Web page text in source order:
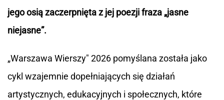
jego osią zaczerpnięta z jej poezji fraza „jasne
niejasne”.
„Warszawa Wierszy" 2026 pomyślana została jako
cykl wzajemnie dopełniających się działań
artystycznych, edukacyjnych i społecznych, które